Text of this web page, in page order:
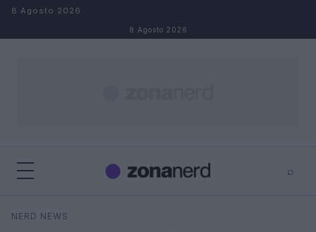
Salta al contenuto
8 Agosto 2026
8 Agosto 2026
⌕
Cerca
NERD NEWS